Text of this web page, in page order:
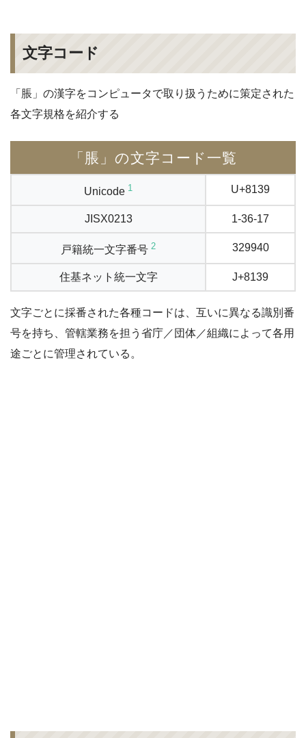
文字コード
「脹」の漢字をコンピュータで取り扱うために策定された
各文字規格を紹介する
「脹」の文字コード一覧
Unicode 1 U+8139
JISX0213 1-36-17
戸籍統一文字番号 2 329940
住基ネット統一文字 J+8139
文字ごとに採番された各種コードは、互いに異なる識別番
号を持ち、管轄業務を担う省庁／団体／組織によって各用
途ごとに管理されている。